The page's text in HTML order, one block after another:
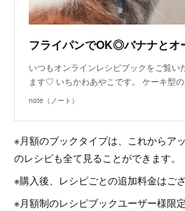
いつもオンラインレシピブックをご覧い
ます♡ いちかわあやこです。 ケーキ型
note（ノート）
※月額のブックタイプは、これからア
のレシピも全て見ることができます。
※購入後、レシピごとの追加料金はござ
※月額制のレシピブックユーザー様限